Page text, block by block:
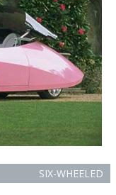
SIX-WHEELED